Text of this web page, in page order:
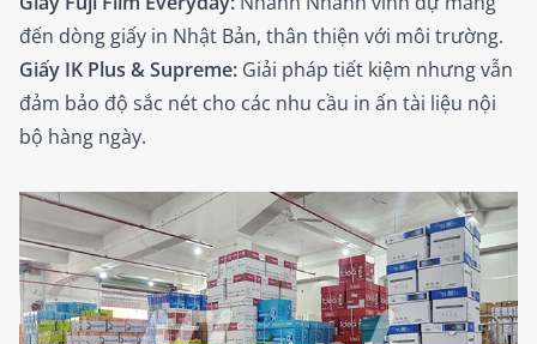
đến dòng giấy in Nhật Bản, thân thiện với môi trường.
Giấy IK Plus & Supreme: Giải pháp tiết kiệm nhưng vẫn
đảm bảo độ sắc nét cho các nhu cầu in ấn tài liệu nội
bộ hàng ngày.